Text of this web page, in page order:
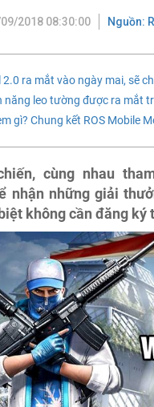
2018 08:30:00 Nguồn:
2.0 ra mắt vào ngày mai, sẽ
năng leo tường được ra mắt
gì? Chung kết ROS Mobile
cùng nhau
nhận những giải
không cần đăng ký